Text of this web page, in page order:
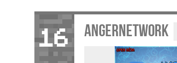
16 AngerNetwork